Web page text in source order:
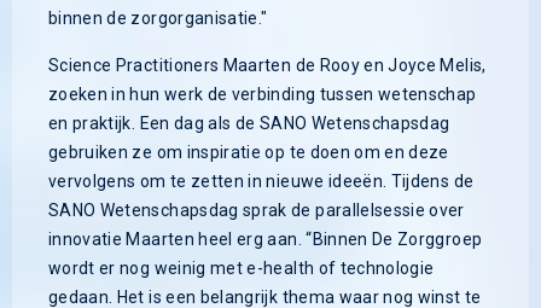
binnen de zorgorganisatie."
Science Practitioners Maarten de Rooy en Joyce Melis,
zoeken in hun werk de verbinding tussen wetenschap
en praktijk. Een dag als de SANO Wetenschapsdag
gebruiken ze om inspiratie op te doen om en deze
vervolgens om te zetten in nieuwe ideeën. Tijdens de
SANO Wetenschapsdag sprak de parallelsessie over
innovatie Maarten heel erg aan. “Binnen De Zorggroep
wordt er nog weinig met e-health of technologie
gedaan. Het is een belangrijk thema waar nog winst te